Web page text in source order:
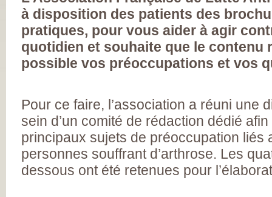
COFEMER
ENSEIGNANTS
MÉDECINE
ET DE
RÉADAPTATION
CONSEIL
DES
THERMAUX
CONSEIL
DE L’ORDRE DES
MASSEURS-
INSTITUT UPSA
LA DOULEUR
ORDRE
DES PÉDICURES-
PODOLOGUES
SOCIÉTÉ
à disposition des patients des
pratiques, pour vous aider à agir
quotidien et souhaite que le contenu
possible vos préoccupations et vos
Pour ce faire, l’association a réuni une
sein d’un comité de rédaction dédié
principaux sujets de préoccupation liés
personnes souffrant d’arthrose. Les
dessous ont été retenues pour